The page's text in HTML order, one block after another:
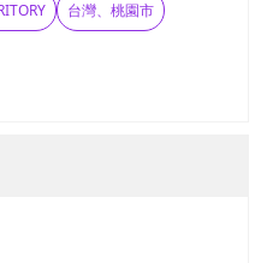
台灣、桃園市